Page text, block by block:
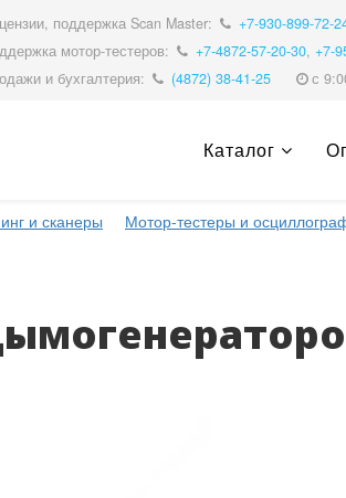
поддержка Scan Master: +7-930-899-72-
мотор-тестеров:
+7-4872-57-20-30, +7-
и бухгалтерия:
(4872) 38-41-25 с
Каталог
и сканеры Мотор-тестеры и